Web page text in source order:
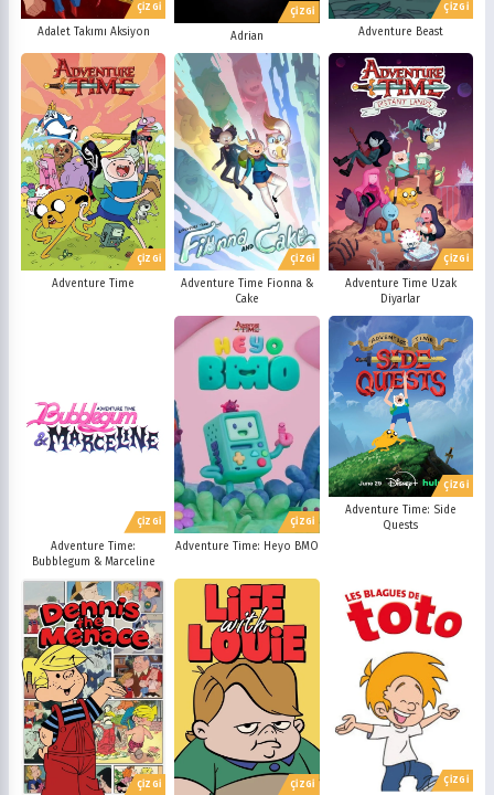
ÇİZGİ
Adalet Takımı Aksiyon
ÇİZGİ
Adrian
ÇİZGİ
Adventure Beast
ÇİZGİ
Adventure Time
ÇİZGİ
Adventure Time Fionna &
Cake
ÇİZGİ
Adventure Time Uzak
Diyarlar
ÇİZGİ
Adventure Time:
Bubblegum & Marceline
ÇİZGİ
Adventure Time: Heyo BMO
ÇİZGİ
Adventure Time: Side
Quests
ÇİZGİ ÇİZGİ ÇİZGİ